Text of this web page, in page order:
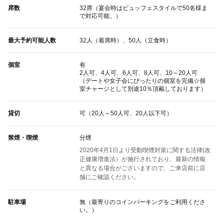
席数
32席（宴会時はビュッフェスタイルで50名様ま
で対応可能。）
最大予約可能人数 32人（着席時）、50人（立食時）
個室
有
2人可、4人可、6人可、8人可、10～20人可
（デートや女子会にぴったりの個室を完備☆個
室チャージとして別途10％頂戴しております）
貸切 可（20人～50人可、20人以下可）
禁煙・喫煙
分煙
2020年4月1日より受動喫煙対策に関する法律(改
正健康増進法）が施行されており、最新の情報
と異なる場合がございますので、ご来店前に店
舗にご確認ください。
駐車場
無（最寄りのコインパーキングをご利用くださ
い。）